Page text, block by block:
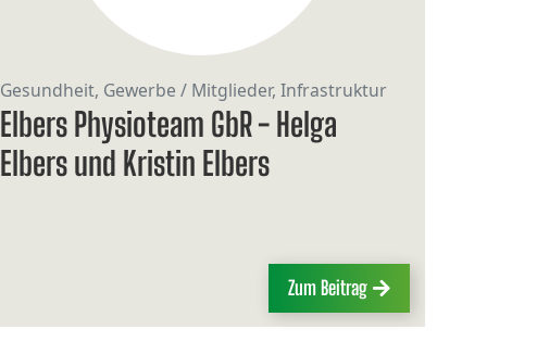
Gesundheit, Gewerbe / Mitglieder, Infrastruktur
Elbers Physioteam GbR - Helga
Elbers und Kristin Elbers
Zum Beitrag